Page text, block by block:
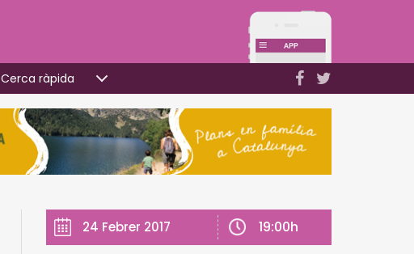
Cerca ràpida
24 Febrer 2017 19:00h